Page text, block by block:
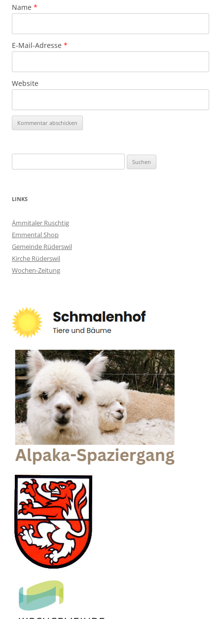
Name *
E-Mail-Adresse *
Website
nach:
LINKS
Ämmitaler Ruschtig
Emmental Shop
Gemeinde Rüderswil
Kirche Rüderswil
Wochen-Zeitung